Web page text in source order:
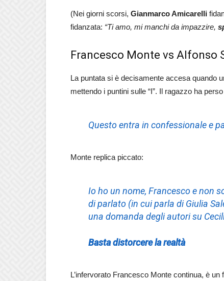
(Nei giorni scorsi, Gianmarco Amicarelli
fidanzata: “Ti amo, mi manchi da impazzire,
Francesco Monte vs Alfonso
La puntata si è decisamente accesa quando
mettendo i puntini sulle “I”. Il ragazzo ha
Questo entra in confessionale e
Monte replica piccato:
Io ho un nome, Francesco e non
di parlato (in cui parla di Giulia
una domanda degli autori su
Basta distorcere la realtà
L’infervorato Francesco Monte continua, è un